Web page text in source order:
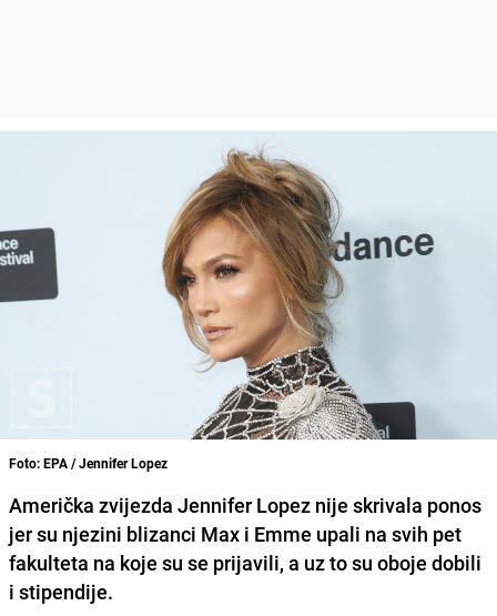
Foto: EPA / Jennifer Lopez
Američka zvijezda Jennifer Lopez nije skrivala ponos
jer su njezini blizanci Max i Emme upali na svih pet
fakulteta na koje su se prijavili, a uz to su oboje dobili
i stipendije.